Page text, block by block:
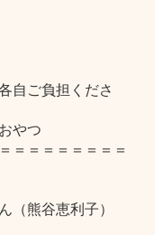
自ご負担くださ
やつ
＝＝＝＝＝＝＝＝
（熊谷恵利子）